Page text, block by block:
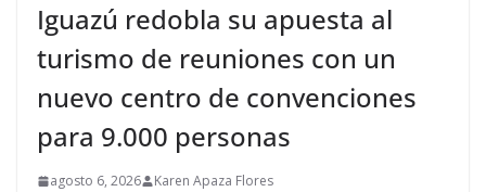
Iguazú redobla su apuesta al
turismo de reuniones con un
nuevo centro de convenciones
para 9.000 personas
agosto 6, 2026 Karen Apaza Flores